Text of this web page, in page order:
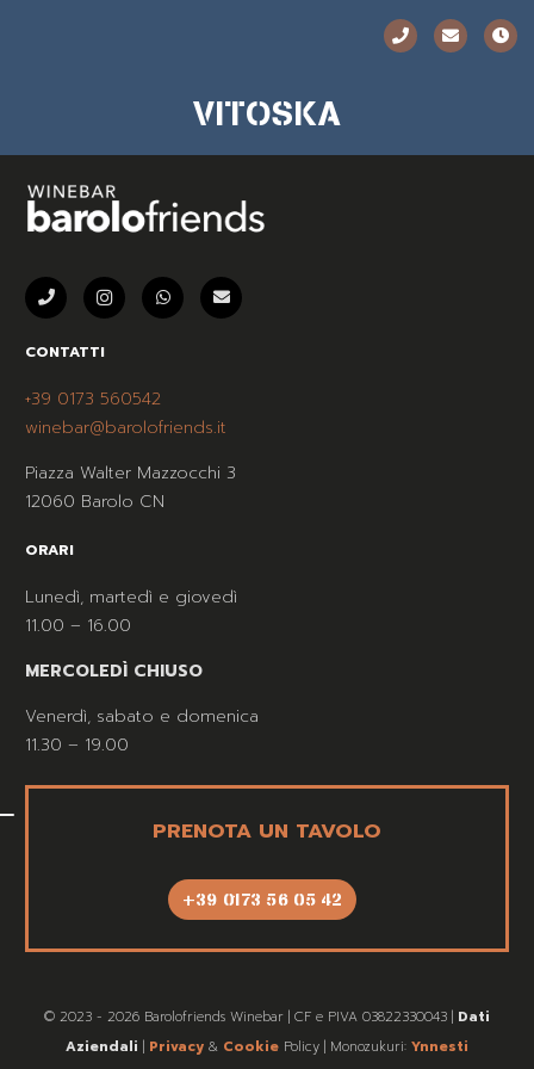
VITOSKA
CONTATTI
+39 0173 560542
winebar@barolofriends.it
Piazza Walter Mazzocchi 3
12060 Barolo CN
ORARI
Lunedì, martedì e giovedì
11.00 – 16.00
MERCOLEDÌ CHIUSO
Venerdì, sabato e domenica
11.30 – 19.00
PRENOTA UN TAVOLO
+39 0173 56 05 42
© 2023 - 2026 Barolofriends Winebar | CF e PIVA 03822330043 | Dati
Aziendali | Privacy & Cookie Policy | Monozukuri: Ynnesti